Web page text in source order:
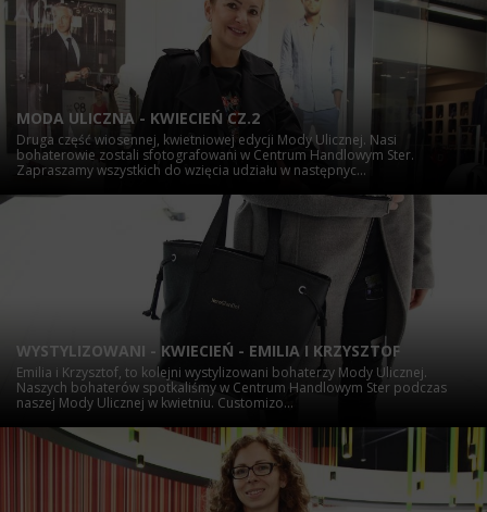
MODA ULICZNA - KWIECIEŃ CZ.2
Druga część wiosennej, kwietniowej edycji Mody Ulicznej. Nasi
bohaterowie zostali sfotografowani w Centrum Handlowym Ster.
Zapraszamy wszystkich do wzięcia udziału w następnyc...
WYSTYLIZOWANI - KWIECIEŃ - EMILIA I KRZYSZTOF
Emilia i Krzysztof, to kolejni wystylizowani bohaterzy Mody Ulicznej.
Naszych bohaterów spotkaliśmy w Centrum Handlowym Ster podczas
naszej Mody Ulicznej w kwietniu. Customizo...